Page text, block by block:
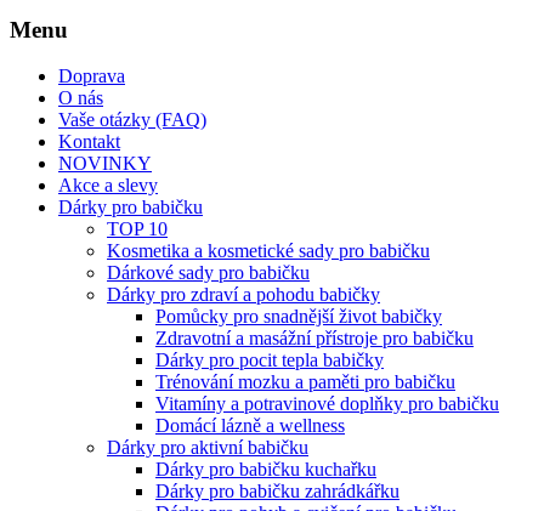
Menu
Doprava
O nás
Vaše otázky (FAQ)
Kontakt
NOVINKY
Akce a slevy
Dárky pro babičku
TOP 10
Kosmetika a kosmetické sady pro babičku
Dárkové sady pro babičku
Dárky pro zdraví a pohodu babičky
Pomůcky pro snadnější život babičky
Zdravotní a masážní přístroje pro babičku
Dárky pro pocit tepla babičky
Trénování mozku a paměti pro babičku
Vitamíny a potravinové doplňky pro babičku
Domácí lázně a wellness
Dárky pro aktivní babičku
Dárky pro babičku kuchařku
Dárky pro babičku zahrádkářku